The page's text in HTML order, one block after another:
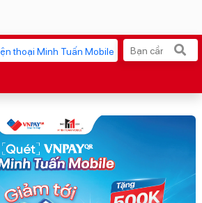
Max MacBook Neo giá tốt
Galaxy Z8 Series
OPPO Reno16